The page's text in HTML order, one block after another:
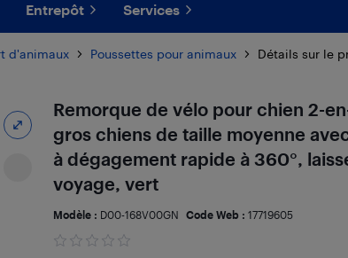
Entrepôt Services
d'animaux Poussettes pour animaux Détails sur le
Remorque de vélo pour chien 2-
gros chiens de taille moyenne
à dégagement rapide à 360°,
voyage, vert
Modèle : D00-168V00GN Code Web : 17719605